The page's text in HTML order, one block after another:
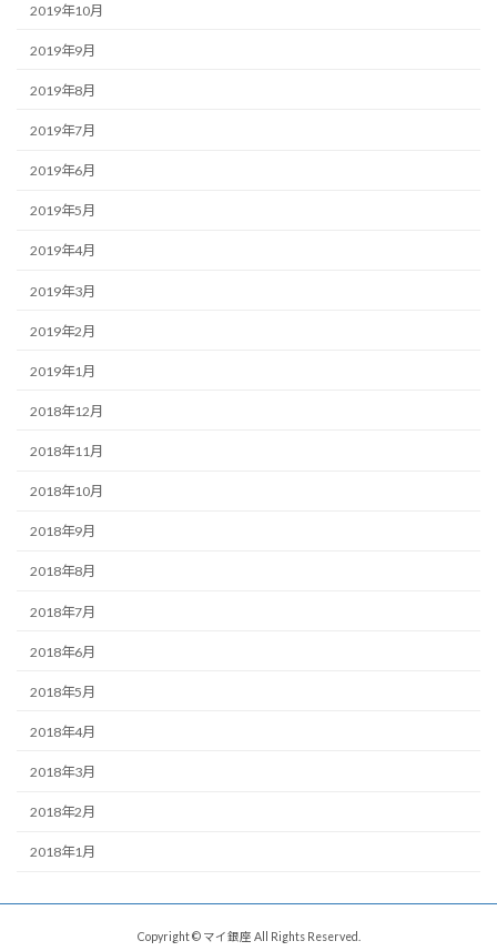
2019年10月
2019年9月
2019年8月
2019年7月
2019年6月
2019年5月
2019年4月
2019年3月
2019年2月
2019年1月
2018年12月
2018年11月
2018年10月
2018年9月
2018年8月
2018年7月
2018年6月
2018年5月
2018年4月
2018年3月
2018年2月
2018年1月
Copyright © マイ銀座 All Rights Reserved.